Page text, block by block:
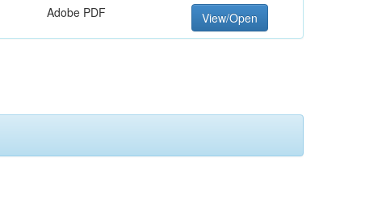
Adobe PDF View/Open